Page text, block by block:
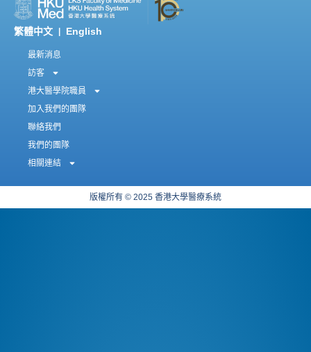
繁體中文 English
最新消息
訪客
港大醫學院職員
加入我們的團隊
聯絡我們
我們的團隊
相關連結
版權所有 © 2025 香港大學醫療系統